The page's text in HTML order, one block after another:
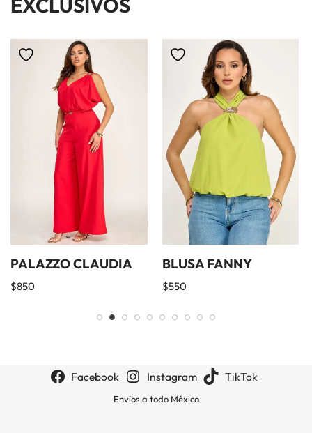
EXCLUSIVOS
PALAZZO CLAUDIA
$850
BLUSA FANNY
$550
Facebook Instagram TikTok
Envíos a todo México